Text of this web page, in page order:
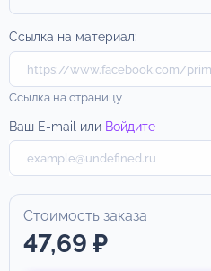
Ссылка на материал:
Ссылка на страницу
Ваш E-mail или Войдите
Стоимость заказа
47,69 ₽